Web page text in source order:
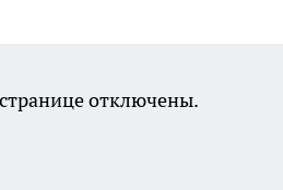
отключены.